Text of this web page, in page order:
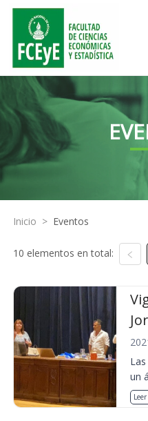
Inicio > Eventos
10 elementos en total:
un